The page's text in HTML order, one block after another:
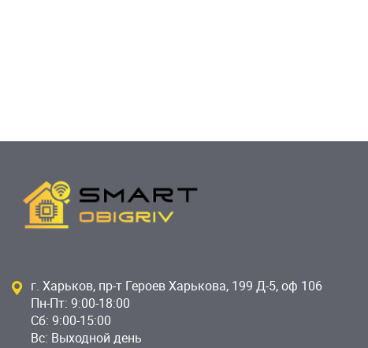
г. Харьков, пр-т Героев Харькова, 199 Д-5, оф 106
Пн-Пт: 9:00-18:00
Сб: 9:00-15:00
Вс: Выходной день